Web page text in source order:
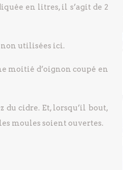
en litres, il s’agit de 2
non utilisées ici.
moitié d’oignon coupé en
du cidre. Et, lorsqu’il bout,
moules soient ouvertes.